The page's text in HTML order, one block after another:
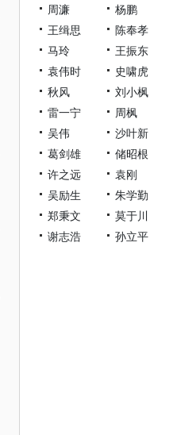
周濂
杨鹏
王缉思
陈奉孝
马玲
王振东
袁伟时
史啸虎
秋风
刘小枫
雷一宁
周枫
吴伟
沙叶新
葛剑雄
储昭根
许之远
袁刚
吴励生
朱学勤
郑秉文
莫于川
谢志浩
孙立平